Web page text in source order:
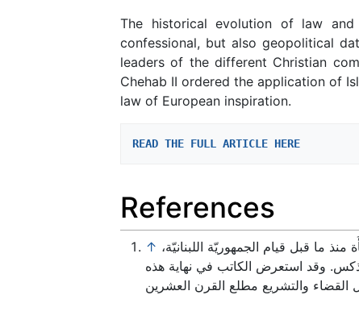
The historical evolution of law and
confessional, but also geopolitical
leaders of the different Christian
Chehab II ordered the application of
law of European inspiration.
READ THE FULL ARTICLE HERE
References
↑ ما قبل قيام الجمهوريّة اللبنانيّة،
وقد استعرض الكاتب في نهاية هذه